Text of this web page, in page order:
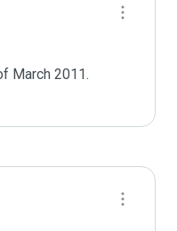
March 2011.